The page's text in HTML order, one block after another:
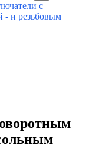
с
- и резьбовым